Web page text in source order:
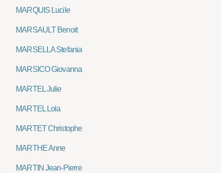
MARQUIS Lucile
MARSAULT Benoit
MARSELLA Stefania
MARSICO Giovanna
MARTEL Julie
MARTEL Lola
MARTET Christophe
MARTHE Anne
MARTIN Jean-Pierre